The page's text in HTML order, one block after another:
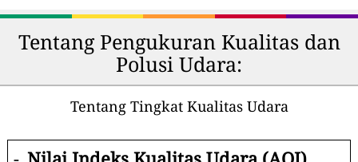
Tentang Pengukuran Kualitas dan
Polusi Udara:
Tentang Tingkat Kualitas Udara